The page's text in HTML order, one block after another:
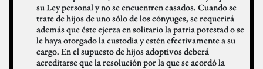
su Ley personal y no se encuentren casados. Cuando se
trate de hijos de uno sólo de los cónyuges, se requerirá
además que éste ejerza en solitario la patria potestad o se
le haya otorgado la custodia y estén efectivamente a su
cargo. En el supuesto de hijos adoptivos deberá
acreditarse que la resolución por la que se acordó la